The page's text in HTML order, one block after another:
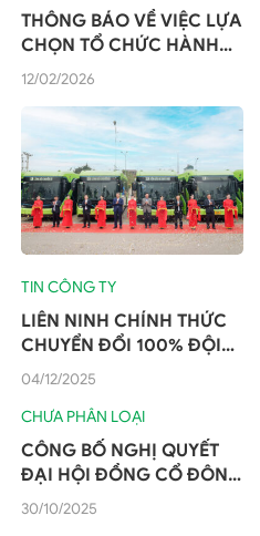
THÔNG BÁO VỀ VIỆC LỰA
CHỌN TỔ CHỨC HÀNH
NGHỀ ĐẤU GIÁ TÀI SẢN
12/02/2026
TIN CÔNG TY
LIÊN NINH CHÍNH THỨC
CHUYỂN ĐỔI 100% ĐỘI
XE SANG XE BUÝT ĐIỆN
04/12/2025
CHƯA PHÂN LOẠI
CÔNG BỐ NGHỊ QUYẾT
ĐẠI HỘI ĐỒNG CỔ ĐÔNG
BẤT THƯỜNG 2025
30/10/2025